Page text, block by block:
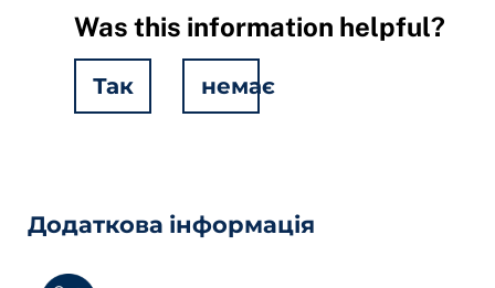
Was this information helpful?
Так немає
Додаткова інформація